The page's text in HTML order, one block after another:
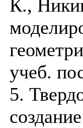
К.,
учеб.
5.